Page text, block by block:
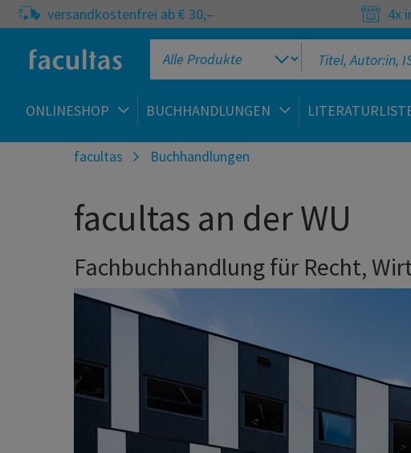
versandkostenfrei ab € 30,– 4x
ONLINESHOP BUCHHANDLUNGEN
facultas Buchhandlungen
facultas an der WU
Fachbuchhandlung für Recht,